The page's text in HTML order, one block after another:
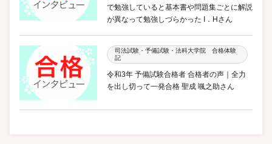
で勉強していると基本書や問題集ごとに解説
が異なって勉強しづらかった I．Hさん
司法試験・予備試験・法科大学院 合格体験
記
令和3年 予備試験合格者 合格者の声｜全力
を出し切って一発合格 聖成 颯之助さん